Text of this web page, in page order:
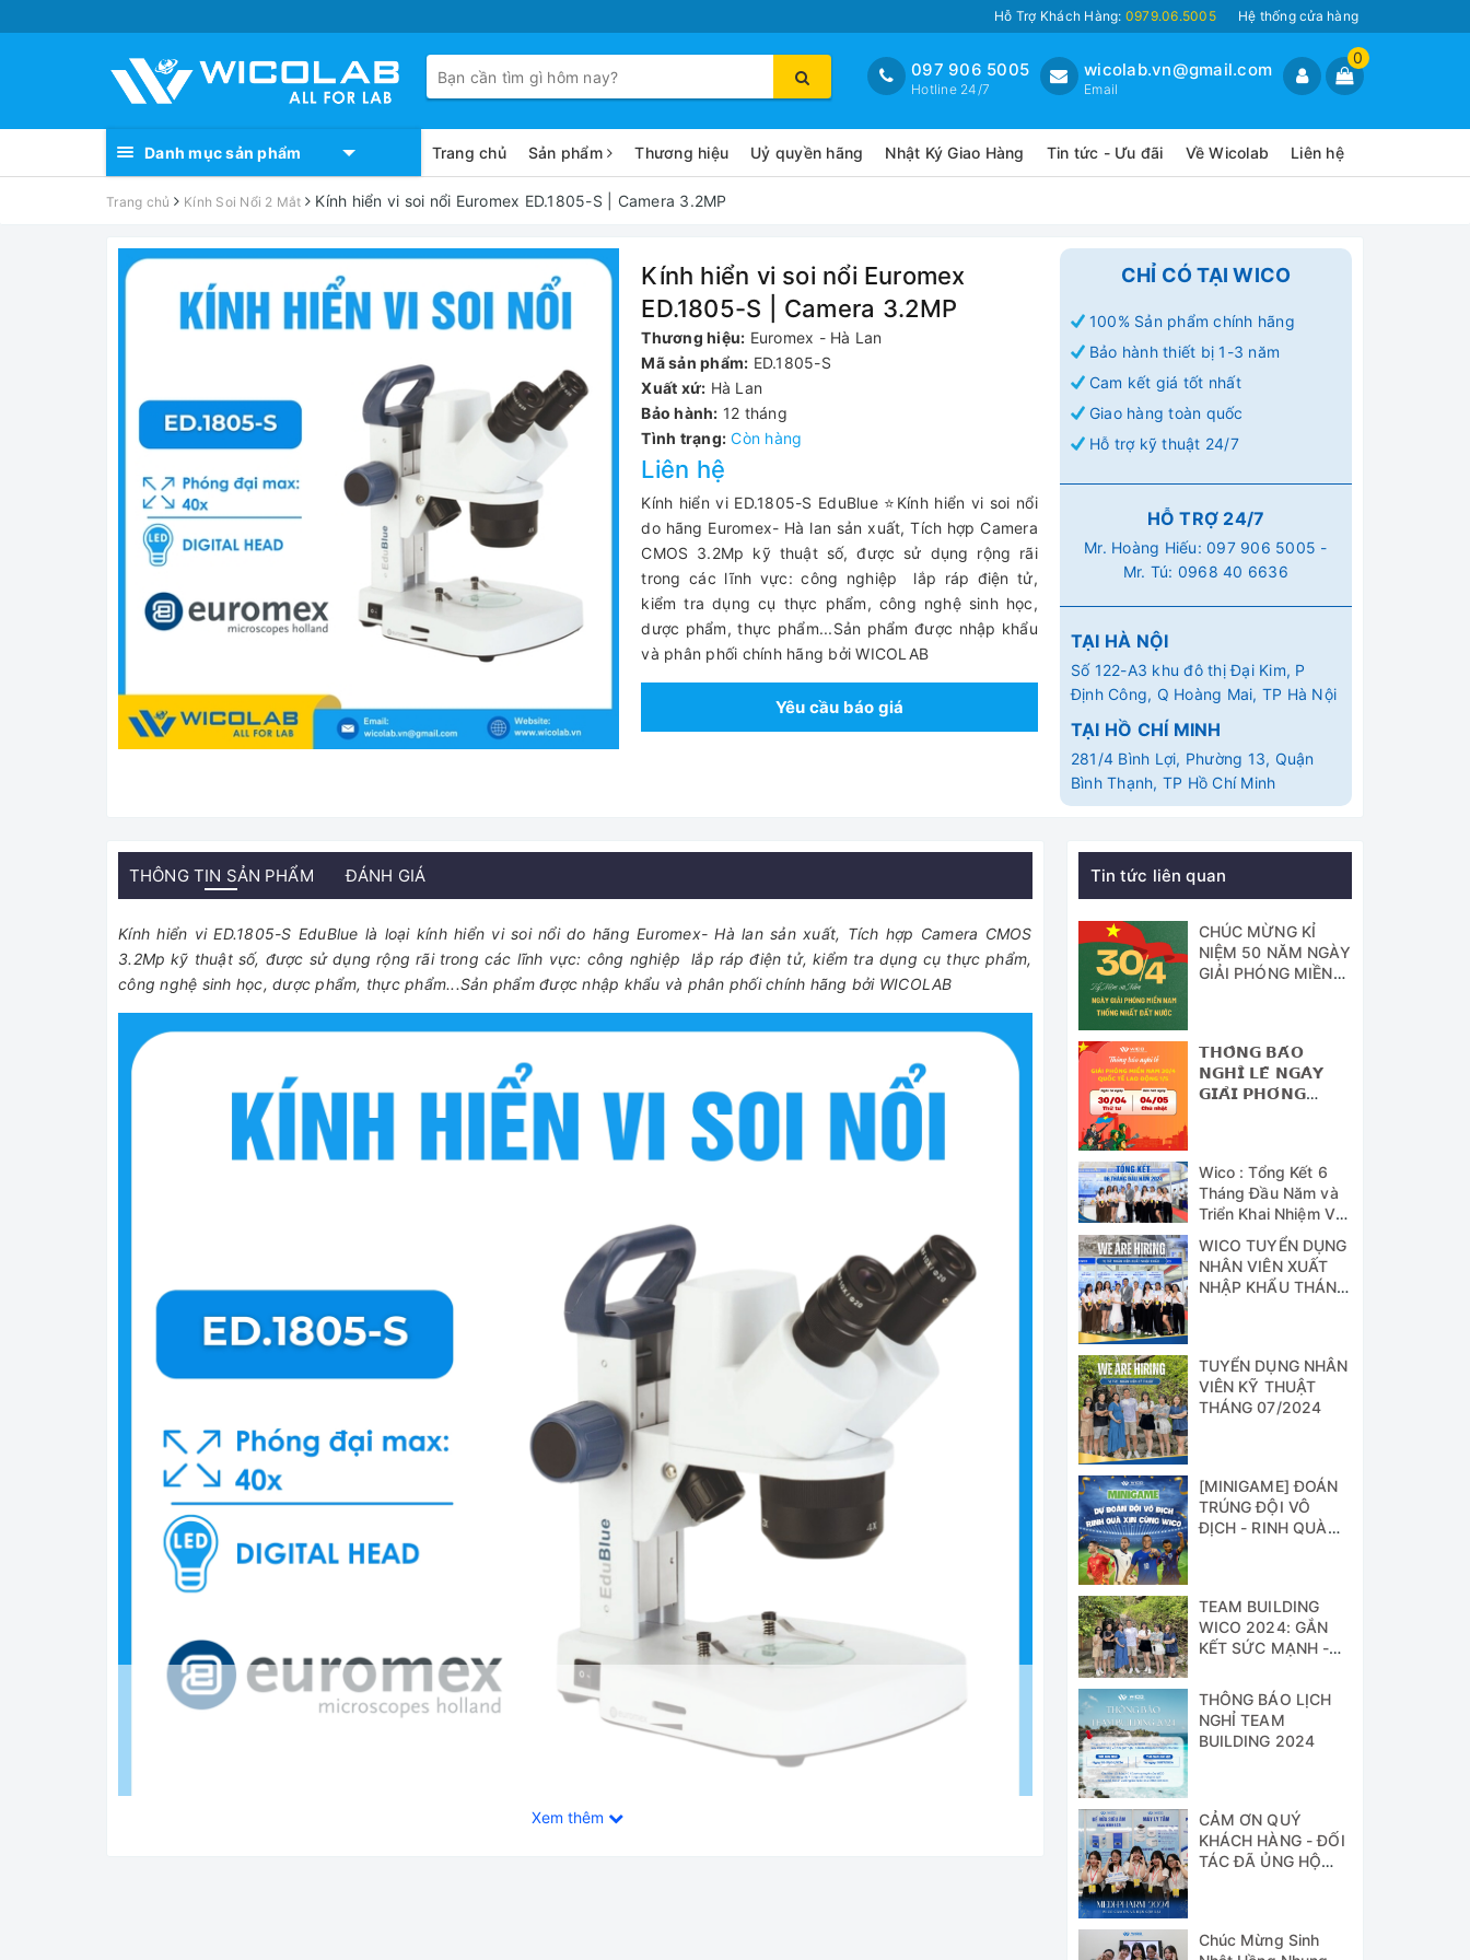
Hỗ Trợ Khách Hàng: 0979.06.5005 Hệ thống cửa hàng
0
wicolab.vn@gmail.com
Email
097 906 5005
Hotline 24/7
Danh mục sản phẩm Trang chủ Sản phẩm Thương hiệu Uỷ quyền hãng Nhật Ký Giao Hàng Tin tức - Ưu đãi Về Wicolab Liên hệ
Trang chủ Kính Soi Nổi 2 Mắt Kính hiển vi soi nổi Euromex ED.1805-S | Camera 3.2MP
Kính hiển vi soi nổi Euromex
ED.1805-S | Camera 3.2MP
Thương hiệu: Euromex - Hà Lan
Mã sản phẩm: ED.1805-S
Xuất xứ: Hà Lan
Bảo hành: 12 tháng
Tình trạng: Còn hàng
Liên hệ
Kính hiển vi ED.1805-S EduBlue ⭐Kính hiển vi soi nổi
do hãng Euromex- Hà lan sản xuất, Tích hợp Camera
CMOS 3.2Mp kỹ thuật số, được sử dụng rộng rãi
trong các lĩnh vực: công nghiệp lắp ráp điện tử,
kiểm tra dụng cụ thực phẩm, công nghệ sinh học,
dược phẩm, thực phẩm...Sản phẩm được nhập khẩu
và phân phối chính hãng bởi WICOLAB
Yêu cầu báo giá
CHỈ CÓ TẠI WICO
100% Sản phẩm chính hãng
Bảo hành thiết bị 1-3 năm
Cam kết giá tốt nhất
Giao hàng toàn quốc
Hỗ trợ kỹ thuật 24/7
HỖ TRỢ 24/7
Mr. Hoàng Hiếu:097 906 5005 -
Mr. Tú: 0968 40 6636
TẠI HÀ NỘI
Số 122-A3 khu đô thị Đại Kim, P
Định Công, Q Hoàng Mai, TP Hà Nội
TẠI HỒ CHÍ MINH
281/4 Bình Lợi, Phường 13, Quận
Bình Thạnh, TP Hồ Chí Minh
THÔNG TIN SẢN PHẨM ĐÁNH GIÁ
Kính hiển vi ED.1805-S EduBlue là loại kính hiển vi soi nổi do hãng Euromex- Hà lan sản xuất, Tích hợp Camera CMOS
3.2Mp kỹ thuật số, được sử dụng rộng rãi trong các lĩnh vực: công nghiệp lắp ráp điện tử, kiểm tra dụng cụ thực phẩm,
công nghệ sinh học, dược phẩm, thực phẩm...Sản phẩm được nhập khẩu và phân phối chính hãng bởi WICOLAB
Xem thêm
Tin tức liên quan
CHÚC MỪNG KỈ
NIỆM 50 NĂM NGÀY
GIẢI PHÓNG MIỀN
𝗧𝗛𝗢̂𝗡𝗚 𝗕𝗔́𝗢
𝗡𝗚𝗛𝗜̉ 𝗟𝗘̂̃ 𝗡𝗚𝗔̀𝗬
𝗚𝗜𝗔̉𝗜 𝗣𝗛𝗢́𝗡𝗚
(𝟭/𝟱)
Wico : Tổng Kết 6
Tháng Đầu Năm và
Triển Khai Nhiệm Vụ
Công Tác 6 Tháng
Cuối Năm 2024
WICO TUYỂN DỤNG
NHÂN VIÊN XUẤT
NHẬP KHẨU THÁNG
TUYỂN DỤNG NHÂN
VIÊN KỸ THUẬT
THÁNG 07/2024
[MINIGAME] ĐOÁN
TRÚNG ĐỘI VÔ
ĐỊCH - RINH QUÀ
TEAM BUILDING
WICO 2024: GẮN
KẾT SỨC MẠNH -
THÀNH CÔNG
THÔNG BÁO LỊCH
NGHỈ TEAM
BUILDING 2024
CẢM ƠN QUÝ
KHÁCH HÀNG - ĐỐI
TÁC ĐÃ ỦNG HỘ
Chúc Mừng Sinh